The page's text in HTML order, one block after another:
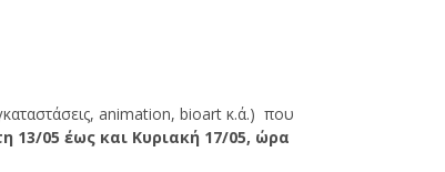
animation, bioart κ.ά.) που
13/05 έως και Κυριακή 17/05, ώρα